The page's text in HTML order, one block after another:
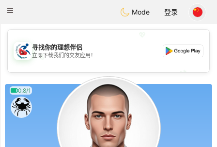
Handi Space
Toggle
Mode 登录
💖
💕
💕
寻找你的理想伴侣
立即下载我们的交友应用！
0.8/1